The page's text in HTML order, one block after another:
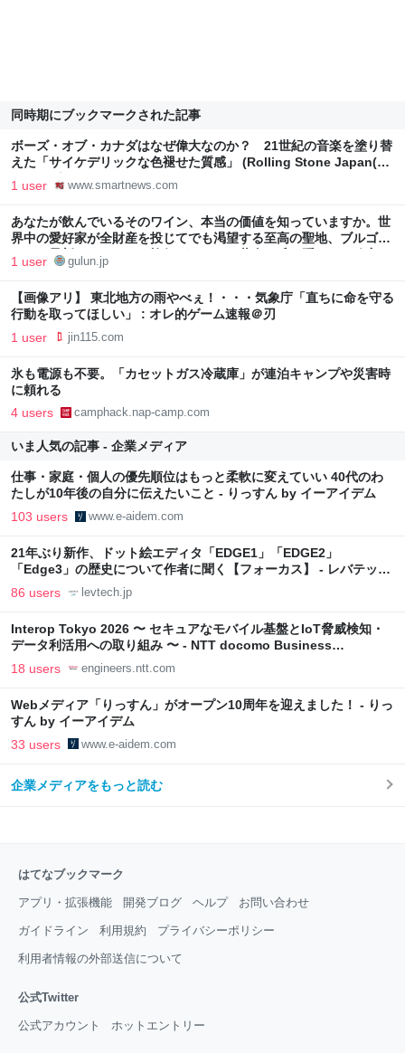
同時期にブックマークされた記事
ボーズ・オブ・カナダはなぜ偉大なのか？ 21世紀の音楽を塗り替
えた「サイケデリックな色褪せた質感」 (Rolling Stone Japan(ロ
ーリングストーン ジャパン）)
1 user www.smartnews.com
あなたが飲んでいるそのワイン、本当の価値を知っていますか。世
界中の愛好家が全財産を投じてでも渇望する至高の聖地、ブルゴー
ニュ。最新のフルカラー旅行ガイドは、黄金の丘に隠された秘密の
村や極上の美食ルートを暴き出す、大人のための禁断のバイブルで
す。 | ぐるんパノラマ
1 user gulun.jp
【画像アリ】 東北地方の雨やべぇ！・・・気象庁「直ちに命を守る
行動を取ってほしい」 : オレ的ゲーム速報＠刃
1 user jin115.com
氷も電源も不要。「カセットガス冷蔵庫」が連泊キャンプや災害時
に頼れる
4 users camphack.nap-camp.com
いま人気の記事 - 企業メディア
仕事・家庭・個人の優先順位はもっと柔軟に変えていい 40代のわ
たしが10年後の自分に伝えたいこと - りっすん by イーアイデム
103 users www.e-aidem.com
21年ぶり新作、ドット絵エディタ「EDGE1」「EDGE2」
「Edge3」の歴史について作者に聞く【フォーカス】 - レバテック
LAB
86 users levtech.jp
Interop Tokyo 2026 〜 セキュアなモバイル基盤とIoT脅威検知・
データ利活用への取り組み 〜 - NTT docomo Business
Engineers' Blog
18 users engineers.ntt.com
Webメディア「りっすん」がオープン10周年を迎えました！ - りっ
すん by イーアイデム
33 users www.e-aidem.com
企業メディアをもっと読む
はてなブックマーク
アプリ・拡張機能 開発ブログ ヘルプ お問い合わせ
ガイドライン 利用規約 プライバシーポリシー
利用者情報の外部送信について
公式Twitter
公式アカウント ホットエントリー